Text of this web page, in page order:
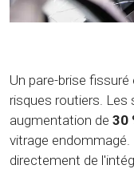
Un pare-brise
risques routiers. Les
augmentation de 30
vitrage
directement de